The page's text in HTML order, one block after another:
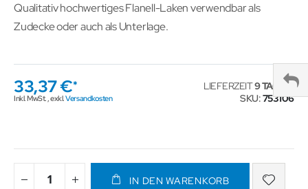
Qualitativ hochwertiges Flanell-Laken verwendbar als
Zudecke oder auch als Unterlage.
33,37 €
Inkl. MwSt.,exkl.Versandkosten
LIEFERZEIT9 TAGE
SKU 753106
IN DEN WARENKORB